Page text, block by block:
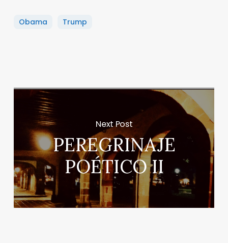
Obama Trump
Next Post
PEREGRINAJE
POÉTICO II